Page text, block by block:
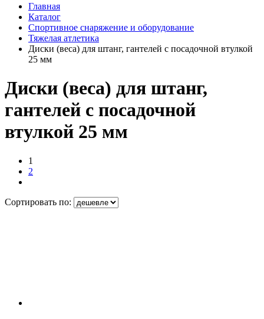
Главная
Каталог
Спортивное снаряжение и оборудование
Тяжелая атлетика
Диски (веса) для штанг, гантелей с посадочной втулкой
25 мм
Диски (веса) для штанг,
гантелей с посадочной
втулкой 25 мм
1
2
Сортировать по: